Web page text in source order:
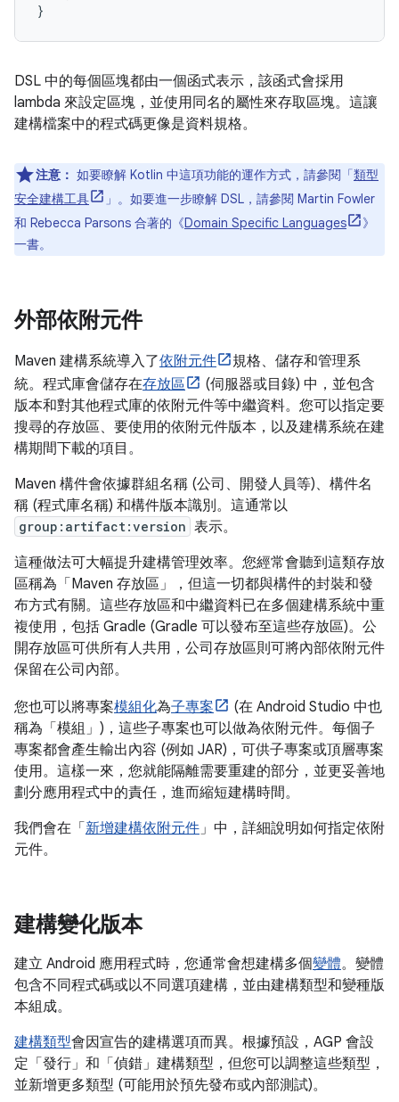
}
DSL 中的每個區塊都由一個函式表示，該函式會採用
lambda 來設定區塊，並使用同名的屬性來存取區塊。這讓
建構檔案中的程式碼更像是資料規格。
注意： 如要瞭解 Kotlin 中這項功能的運作方式，請參閱「類型
安全建構工具
」。如要進一步瞭解 DSL，請參閱 Martin Fowler
和 Rebecca Parsons 合著的《Domain Specific Languages
》
一書。
外部依附元件
Maven 建構系統導入了依附元件
規格、儲存和管理系
統。程式庫會儲存在存放區
(伺服器或目錄) 中，並包含
版本和對其他程式庫的依附元件等中繼資料。您可以指定要
搜尋的存放區、要使用的依附元件版本，以及建構系統在建
構期間下載的項目。
Maven 構件會依據群組名稱 (公司、開發人員等)、構件名
稱 (程式庫名稱) 和構件版本識別。這通常以
group:artifact:version 表示。
這種做法可大幅提升建構管理效率。您經常會聽到這類存放
區稱為「Maven 存放區」，但這一切都與構件的封裝和發
布方式有關。這些存放區和中繼資料已在多個建構系統中重
複使用，包括 Gradle (Gradle 可以發布至這些存放區)。公
開存放區可供所有人共用，公司存放區則可將內部依附元件
保留在公司內部。
您也可以將專案模組化為子專案
(在 Android Studio 中也
稱為「模組」)，這些子專案也可以做為依附元件。每個子
專案都會產生輸出內容 (例如 JAR)，可供子專案或頂層專案
使用。這樣一來，您就能隔離需要重建的部分，並更妥善地
劃分應用程式中的責任，進而縮短建構時間。
我們會在「 新增建構依附元件」中，詳細說明如何指定依附
元件。
建構變化版本
建立 Android 應用程式時，您通常會想建構多個變體。變體
包含不同程式碼或以不同選項建構，並由建構類型和變種版
本組成。
建構類型會因宣告的建構選項而異。根據預設，AGP 會設
定「發行」和「偵錯」建構類型，但您可以調整這些類型，
並新增更多類型 (可能用於預先發布或內部測試)。